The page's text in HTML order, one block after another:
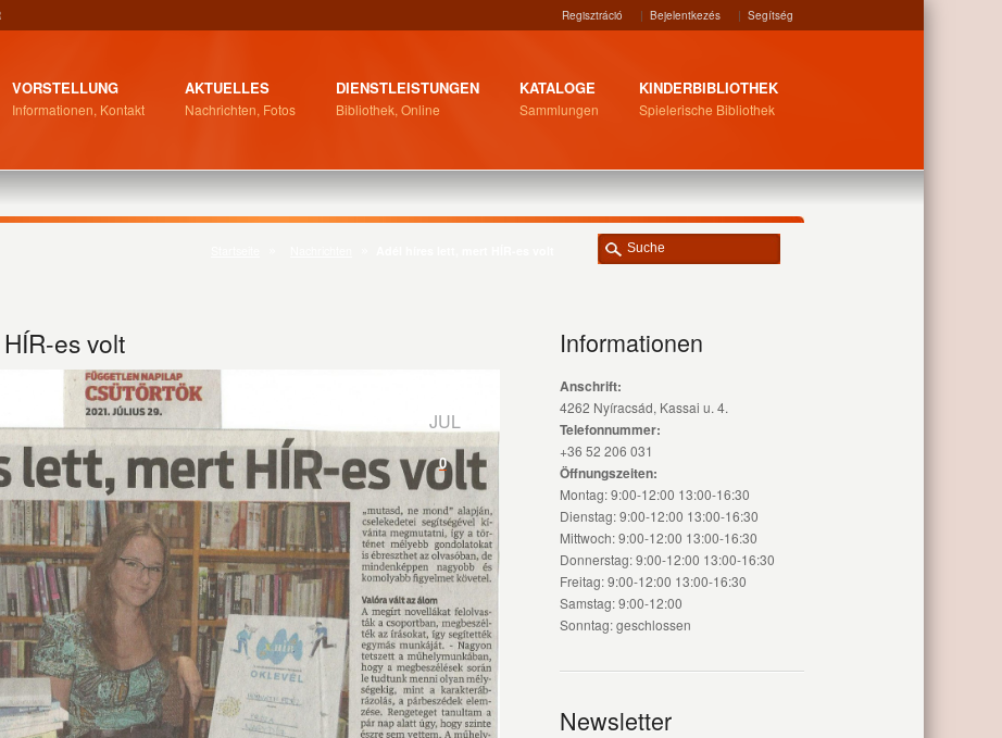
Regisztráció | Bejelentkezés | Segítség
VORSTELLUNG
Informationen, Kontakt
AKTUELLES
Nachrichten, Fotos
DIENSTLEISTUNGEN
Bibliothek, Online
KATALOGE
Sammlungen
KINDERBIBLIOTHEK
Spielerische Bibliothek
es volt
JUL
0
Informationen
Anschrift:
4262 Nyíracsád, Kassai u. 4.
Telefonnummer:
+36 52 206 031
Öffnungszeiten:
Montag: 9:00-12:00 13:00-16:30
Dienstag: 9:00-12:00 13:00-16:30
Mittwoch: 9:00-12:00 13:00-16:30
Donnerstag: 9:00-12:00 13:00-16:30
Freitag: 9:00-12:00 13:00-16:30
Samstag: 9:00-12:00
Sonntag: geschlossen
Newsletter